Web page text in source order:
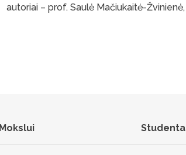
autoriai – prof. Saulė Mačiukaitė-
Mokslui